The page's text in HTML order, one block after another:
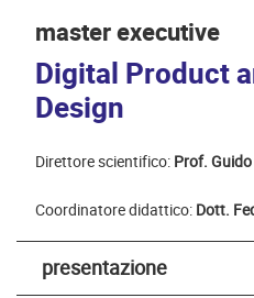
master executive
Digital Product
Design
Direttore scientifico: Prof.
Coordinatore didattico: Dott.
presentazione